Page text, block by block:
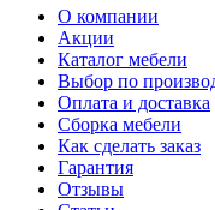
О компании
Акции
Каталог мебели
Выбор по
Оплата и доставка
Сборка мебели
Как сделать заказ
Гарантия
Отзывы